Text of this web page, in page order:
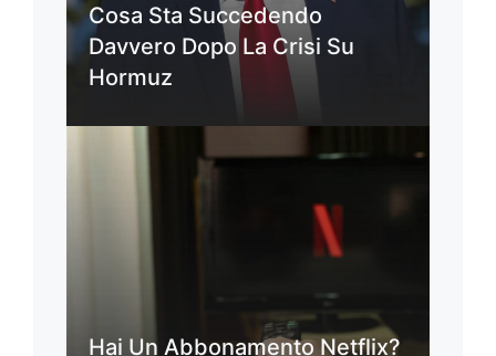
Cosa Sta Succedendo
Davvero Dopo La Crisi Su
Hormuz
Hai Un Abbonamento Netflix?